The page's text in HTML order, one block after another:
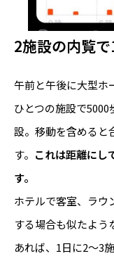
2施設の内覧
午前と午後に大型ホ
ひとつの施設で
設。移動を含めると
す。 これは距離にし
す。
ホテルで客室、ラウ
する場合も似たよう
あれば、1日に2～3